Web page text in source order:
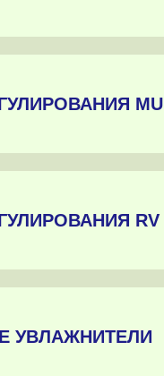
MU
RV
УВЛАЖНИТЕЛИ